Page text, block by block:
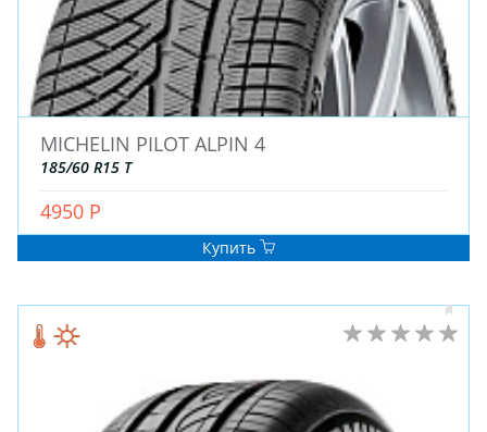
ШИНЫ
ДИСКИ
MICHELIN PILOT ALPIN 4
185/60 R15 T
4950 Р
Купить